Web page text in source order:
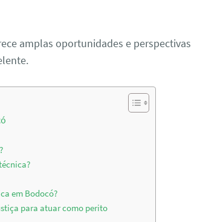
amplas oportunidades e perspectivas
em Bodocó?
para atuar como perito